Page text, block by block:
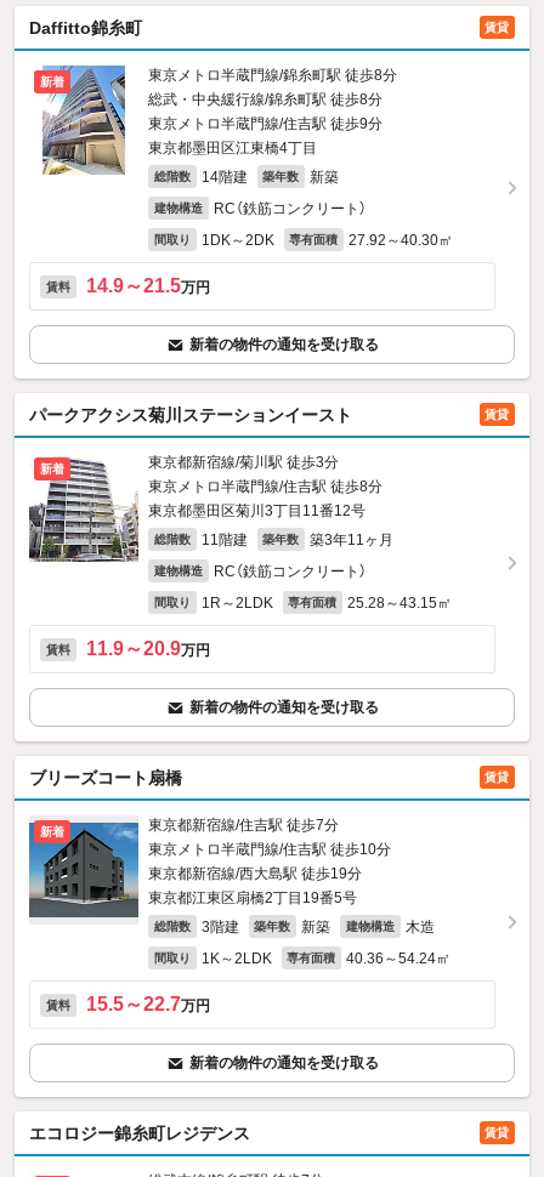
Daffitto錦糸町 賃貸
新着
東京メトロ半蔵門線/錦糸町駅 徒歩8分
総武・中央緩行線/錦糸町駅 徒歩8分
東京メトロ半蔵門線/住吉駅 徒歩9分
東京都墨田区江東橋4丁目
総階数 14階建 築年数 新築
建物構造 RC（鉄筋コンクリート）
間取り 1DK～2DK 専有面積 27.92～40.30㎡
賃料 14.9～21.5万円
新着の物件の通知を受け取る
パークアクシス菊川ステーションイースト 賃貸
新着
東京都新宿線/菊川駅 徒歩3分
東京メトロ半蔵門線/住吉駅 徒歩8分
東京都墨田区菊川3丁目11番12号
総階数 11階建 築年数 築3年11ヶ月
建物構造 RC（鉄筋コンクリート）
間取り 1R～2LDK 専有面積 25.28～43.15㎡
賃料 11.9～20.9万円
新着の物件の通知を受け取る
ブリーズコート扇橋 賃貸
新着
東京都新宿線/住吉駅 徒歩7分
東京メトロ半蔵門線/住吉駅 徒歩10分
東京都新宿線/西大島駅 徒歩19分
東京都江東区扇橋2丁目19番5号
総階数 3階建 築年数 新築 建物構造 木造
間取り 1K～2LDK 専有面積 40.36～54.24㎡
賃料 15.5～22.7万円
新着の物件の通知を受け取る
エコロジー錦糸町レジデンス 賃貸